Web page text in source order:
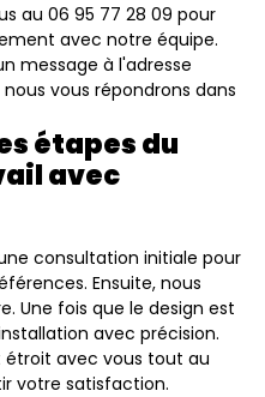
au 06 95 77 28 09 pour
avec notre équipe.
message à l'adresse
nous vous répondrons dans
étapes du
avec
consultation initiale pour
Ensuite, nous
Une fois que le design est
avec précision.
avec vous tout au
votre satisfaction.